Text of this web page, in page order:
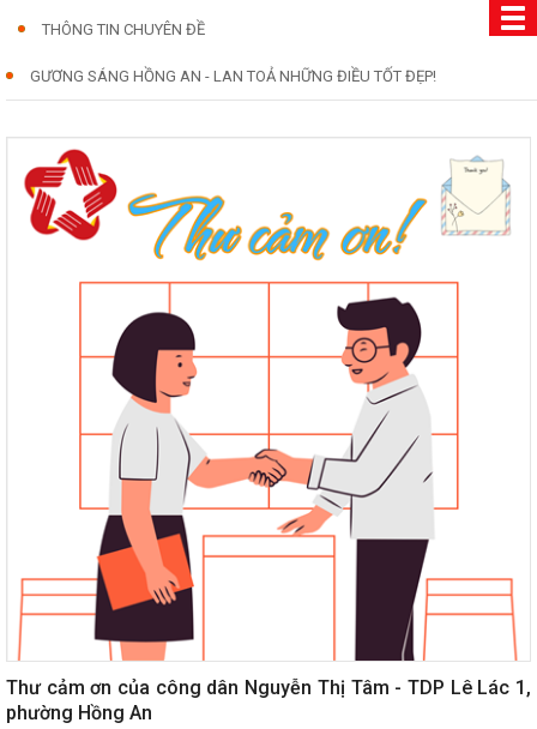
THÔNG TIN CHUYÊN ĐỀ
GƯƠNG SÁNG HỒNG AN - LAN TOẢ NHỮNG ĐIỀU TỐT ĐẸP!
Thư cảm ơn của công dân Nguyễn Thị Tâm - TDP Lê Lác 1,
phường Hồng An